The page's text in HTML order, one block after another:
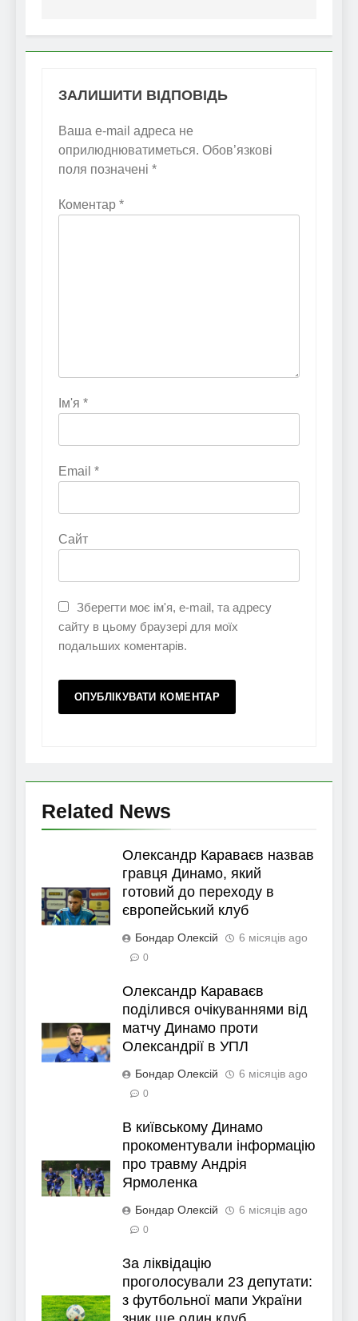
ЗАЛИШИТИ ВІДПОВІДЬ
Ваша e-mail адреса не
оприлюднюватиметься. Обов’язкові
поля позначені *
Коментар *
Ім'я *
Email *
Сайт
Зберегти моє ім'я, e-mail, та адресу
сайту в цьому браузері для моїх
подальших коментарів.
Related News
Олександр Караваєв назвав
гравця Динамо, який
готовий до переходу в
європейський клуб
Бондар Олексій 6 місяців ago
0
Олександр Караваєв
поділився очікуваннями від
матчу Динамо проти
Олександрії в УПЛ
Бондар Олексій 6 місяців ago
0
В київському Динамо
прокоментували інформацію
про травму Андрія
Ярмоленка
Бондар Олексій 6 місяців ago
0
За ліквідацію
проголосували 23 депутати:
з футбольної мапи України